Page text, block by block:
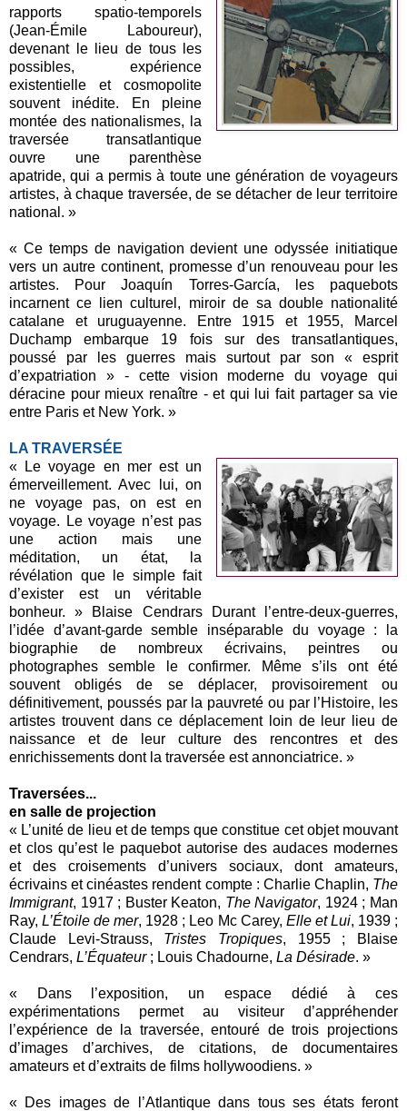
rapports spatio-temporels
(Jean-Émile Laboureur),
devenant le lieu de tous les
possibles, expérience
existentielle et cosmopolite
souvent inédite. En pleine
montée des nationalismes, la
traversée transatlantique
ouvre une parenthèse
apatride, qui a permis à toute une génération de voyageurs
artistes, à chaque traversée, de se détacher de leur territoire
national. »
« Ce temps de navigation devient une odyssée initiatique
vers un autre continent, promesse d’un renouveau pour les
artistes. Pour Joaquín Torres-García, les paquebots
incarnent ce lien culturel, miroir de sa double nationalité
catalane et uruguayenne. Entre 1915 et 1955, Marcel
Duchamp embarque 19 fois sur des transatlantiques,
poussé par les guerres mais surtout par son « esprit
d’expatriation » - cette vision moderne du voyage qui
déracine pour mieux renaître - et qui lui fait partager sa vie
entre Paris et New York. »
LA TRAVERSÉE
« Le voyage en mer est un
émerveillement. Avec lui, on
ne voyage pas, on est en
voyage. Le voyage n’est pas
une action mais une
méditation, un état, la
révélation que le simple fait
d’exister est un véritable
bonheur. » Blaise Cendrars Durant l’entre-deux-guerres,
l’idée d’avant-garde semble inséparable du voyage : la
biographie de nombreux écrivains, peintres ou
photographes semble le confirmer. Même s’ils ont été
souvent obligés de se déplacer, provisoirement ou
définitivement, poussés par la pauvreté ou par l’Histoire, les
artistes trouvent dans ce déplacement loin de leur lieu de
naissance et de leur culture des rencontres et des
enrichissements dont la traversée est annonciatrice. »
Traversées...
en salle de projection
« L’unité de lieu et de temps que constitue cet objet mouvant
et clos qu’est le paquebot autorise des audaces modernes
et des croisements d’univers sociaux, dont amateurs,
écrivains et cinéastes rendent compte : Charlie Chaplin, The
Immigrant, 1917 ; Buster Keaton, The Navigator, 1924 ; Man
Ray,L’Étoile de mer, 1928 ; Leo Mc Carey, Elle et Lui, 1939 ;
Claude Levi-Strauss, Tristes Tropiques, 1955 ; Blaise
Cendrars, L’Équateur ; Louis Chadourne, La Désirade. »
« Dans l’exposition, un espace dédié à ces
expérimentations permet au visiteur d’appréhender
l’expérience de la traversée, entouré de trois projections
d’images d’archives, de citations, de documentaires
amateurs et d’extraits de films hollywoodiens. »
« Des images de l’Atlantique dans tous ses états feront